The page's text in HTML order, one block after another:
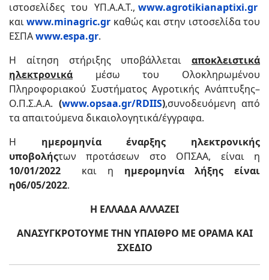
ιστοσελίδες του ΥΠ.Α.Α.Τ., www.agrotikianaptixi.gr
καιwww.minagric.gr καθώς και στην ιστοσελίδα του
ΕΣΠΑwww.espa.gr.
H αίτηση στήριξης υποβάλλεται αποκλειστικά
ηλεκτρονικά μέσω του Ολοκληρωμένου
Πληροφοριακού Συστήματος Αγροτικής Ανάπτυξης–
Ο.Π.Σ.Α.Α. (www.opsaa.gr/RDIIS),συνοδευόμενη από
τα απαιτούμενα δικαιολογητικά/έγγραφα.
Η ημερομηνία έναρξης ηλεκτρονικής
υποβολήςτων προτάσεων στο ΟΠΣΑΑ, είναι η
10/01/2022
και η ημερομηνία λήξης είναι
η06/05/2022.
Η ΕΛΛΑΔΑ ΑΛΛΑΖΕΙ
ΑΝΑΣΥΓΚΡΟΤΟΥΜΕ ΤΗΝ ΥΠΑΙΘΡΟ ΜΕ ΟΡΑΜΑ ΚΑΙ
ΣΧΕΔΙΟ